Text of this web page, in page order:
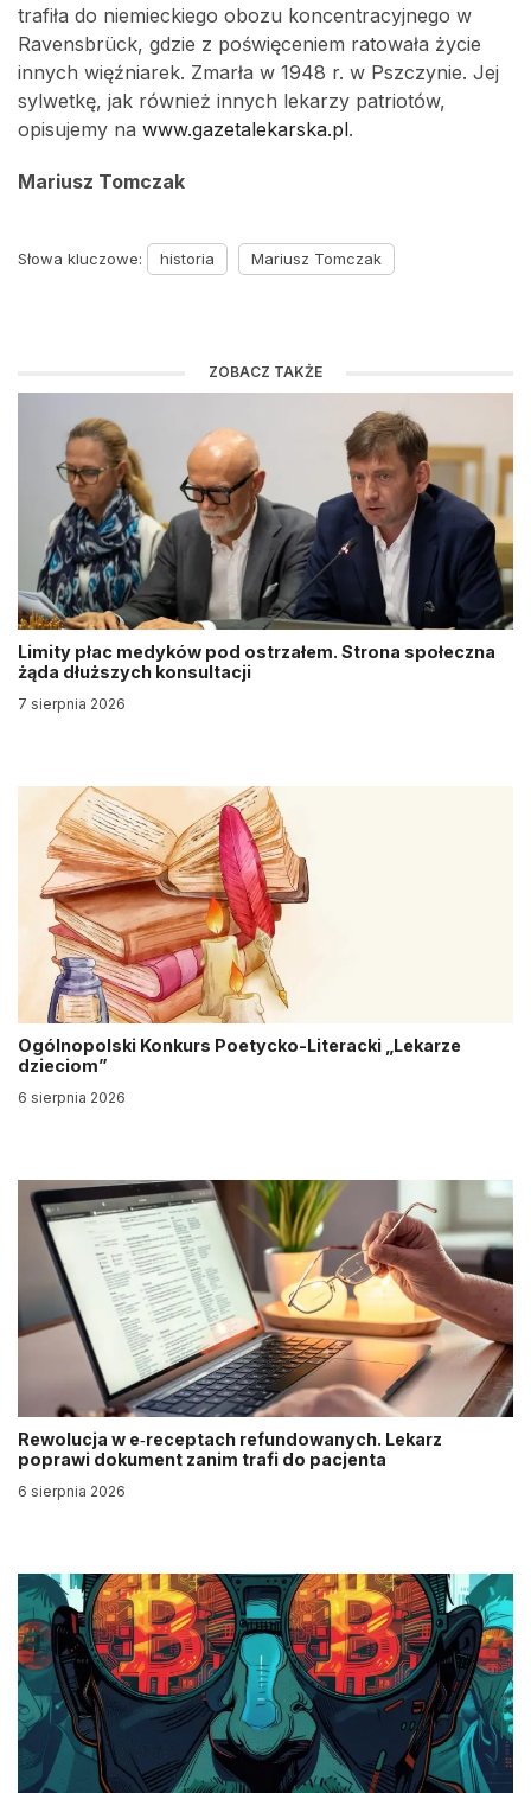
trafiła do niemieckiego obozu koncentracyjnego w
Ravensbrück, gdzie z poświęceniem ratowała życie
innych więźniarek. Zmarła w 1948 r. w Pszczynie. Jej
sylwetkę, jak również innych lekarzy patriotów,
opisujemy na www.gazetalekarska.pl.
Mariusz Tomczak
Słowa kluczowe: historia Mariusz Tomczak
ZOBACZ TAKŻE
Limity płac medyków pod ostrzałem. Strona społeczna
żąda dłuższych konsultacji
7 sierpnia 2026
Ogólnopolski Konkurs Poetycko-Literacki „Lekarze
dzieciom”
6 sierpnia 2026
Rewolucja w e‑receptach refundowanych. Lekarz
poprawi dokument zanim trafi do pacjenta
6 sierpnia 2026